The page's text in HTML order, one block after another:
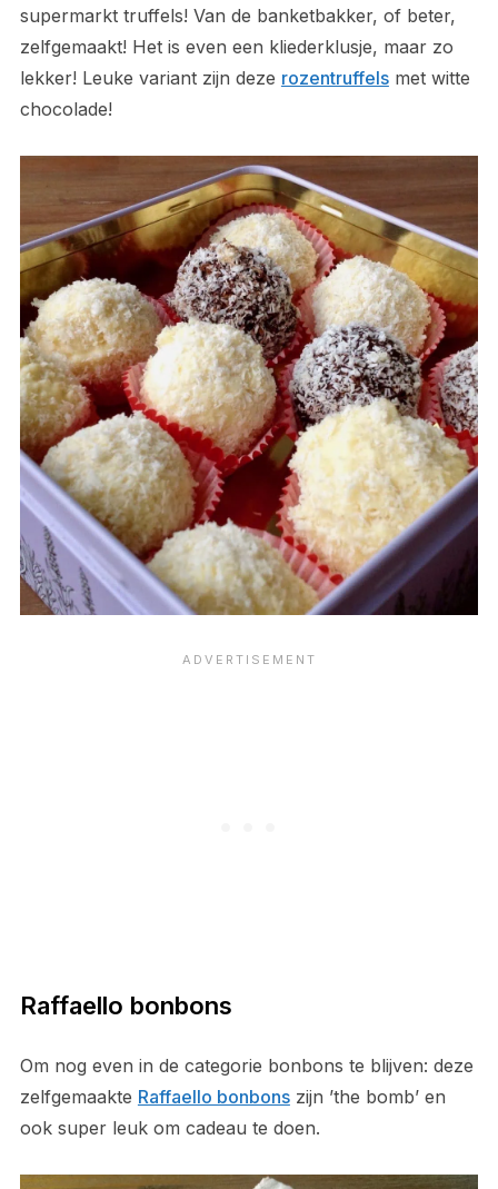
supermarkt truffels! Van de banketbakker, of beter,
zelfgemaakt! Het is even een kliederklusje, maar zo
lekker! Leuke variant zijn deze rozentruffelsmet witte
chocolade!
Raffaello bonbons
Om nog even in de categorie bonbons te blijven: deze
zelfgemaakte Raffaello bonbonszijn ’the bomb’ en
ook super leuk om cadeau te doen.